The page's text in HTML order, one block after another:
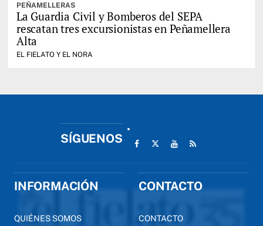
PEÑAMELLERAS
La Guardia Civil y Bomberos del SEPA
rescatan tres excursionistas en Peñamellera
Alta
EL FIELATO Y EL NORA
SÍGUENOS
INFORMACIÓN
QUIÉNES SOMOS
CONTACTO
CONTACTO